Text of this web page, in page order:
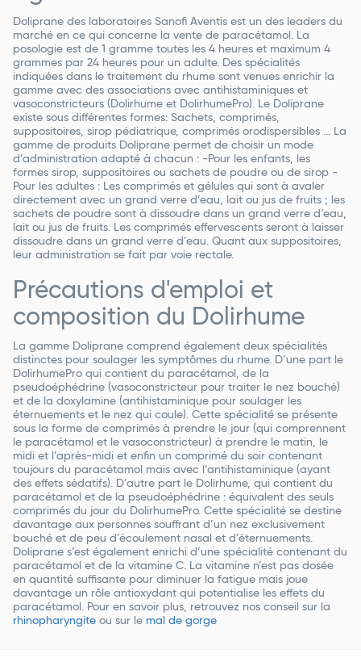
Doliprane des laboratoires Sanofi Aventis est un des leaders du
marché en ce qui concerne la vente de paracétamol. La
posologie est de 1 gramme toutes les 4 heures et maximum 4
grammes par 24 heures pour un adulte. Des spécialités
indiquées dans le traitement du rhume sont venues enrichir la
gamme avec des associations avec antihistaminiques et
vasoconstricteurs (Dolirhume et DolirhumePro). Le Doliprane
existe sous différentes formes: Sachets, comprimés,
suppositoires, sirop pédiatrique, comprimés orodispersibles ... La
gamme de produits Doliprane permet de choisir un mode
d’administration adapté à chacun : -Pour les enfants, les
formes sirop, suppositoires ou sachets de poudre ou de sirop -
Pour les adultes : Les comprimés et gélules qui sont à avaler
directement avec un grand verre d’eau, lait ou jus de fruits ; les
sachets de poudre sont à dissoudre dans un grand verre d’eau,
lait ou jus de fruits. Les comprimés effervescents seront à laisser
dissoudre dans un grand verre d’eau. Quant aux suppositoires,
leur administration se fait par voie rectale.
Précautions d'emploi et
composition du Dolirhume
La gamme Doliprane comprend également deux spécialités
distinctes pour soulager les symptômes du rhume. D’une part le
DolirhumePro qui contient du paracétamol, de la
pseudoéphédrine (vasoconstricteur pour traiter le nez bouché)
et de la doxylamine (antihistaminique pour soulager les
éternuements et le nez qui coule). Cette spécialité se présente
sous la forme de comprimés à prendre le jour (qui comprennent
le paracétamol et le vasoconstricteur) à prendre le matin, le
midi et l’après-midi et enfin un comprimé du soir contenant
toujours du paracétamol mais avec l’antihistaminique (ayant
des effets sédatifs). D’autre part le Dolirhume, qui contient du
paracétamol et de la pseudoéphédrine : équivalent des seuls
comprimés du jour du DolirhumePro. Cette spécialité se destine
davantage aux personnes souffrant d’un nez exclusivement
bouché et de peu d’écoulement nasal et d’éternuements.
Doliprane s’est également enrichi d’une spécialité contenant du
paracétamol et de la vitamine C. La vitamine n’est pas dosée
en quantité suffisante pour diminuer la fatigue mais joue
davantage un rôle antioxydant qui potentialise les effets du
paracétamol. Pour en savoir plus, retrouvez nos conseil sur la
rhinopharyngite ou sur le mal de gorge